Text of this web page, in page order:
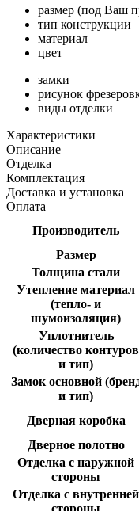
размер (под Ваш
тип конструкции
материал
цвет
замки
рисунок
виды отделки
Характеристики
Описание
Отделка
Комплектация
Доставка и установка
Оплата
Производитель
Размер
Толщина стали
Утепление материал
(тепло- и
шумоизоляция)
Уплотнитель
(количество контуров
и тип)
Замок основной
и тип)
Дверная коробка
Дверное полотно
Отделка с наружной
стороны
Отделка с внутренней
стороны